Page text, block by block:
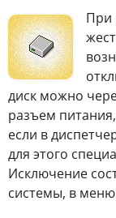
При
диск можно
разъем
если в
для этого
Исключение
системы, в